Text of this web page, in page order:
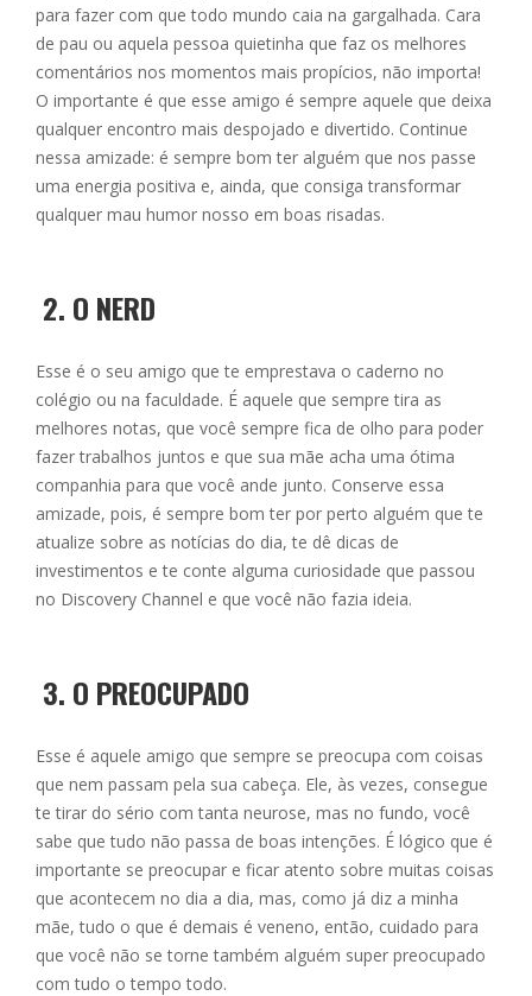
para fazer com que todo mundo caia na gargalhada. Cara
de pau ou aquela pessoa quietinha que faz os melhores
comentários nos momentos mais propícios, não importa!
O importante é que esse amigo é sempre aquele que deixa
qualquer encontro mais despojado e divertido. Continue
nessa amizade: é sempre bom ter alguém que nos passe
uma energia positiva e, ainda, que consiga transformar
qualquer mau humor nosso em boas risadas.
2. O NERD
Esse é o seu amigo que te emprestava o caderno no
colégio ou na faculdade. É aquele que sempre tira as
melhores notas, que você sempre fica de olho para poder
fazer trabalhos juntos e que sua mãe acha uma ótima
companhia para que você ande junto. Conserve essa
amizade, pois, é sempre bom ter por perto alguém que te
atualize sobre as notícias do dia, te dê dicas de
investimentos e te conte alguma curiosidade que passou
no Discovery Channel e que você não fazia ideia.
3. O PREOCUPADO
Esse é aquele amigo que sempre se preocupa com coisas
que nem passam pela sua cabeça. Ele, às vezes, consegue
te tirar do sério com tanta neurose, mas no fundo, você
sabe que tudo não passa de boas intenções. É lógico que é
importante se preocupar e ficar atento sobre muitas coisas
que acontecem no dia a dia, mas, como já diz a minha
mãe, tudo o que é demais é veneno, então, cuidado para
que você não se torne também alguém super preocupado
com tudo o tempo todo.